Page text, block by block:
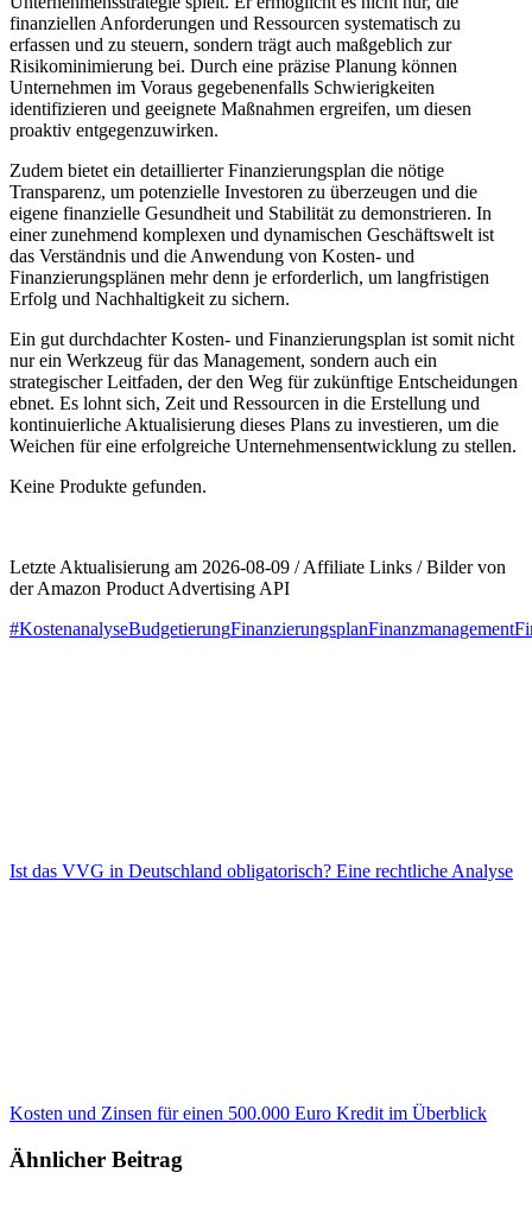
finanziellen⁢ Anforderungen und Ressourcen systematisch zu
erfassen und zu steuern, sondern trägt auch maßgeblich zur
Risikominimierung bei. Durch eine präzise Planung können
Unternehmen im ⁢Voraus gegebenenfalls ‌Schwierigkeiten
identifizieren und ⁤geeignete Maßnahmen ergreifen, um diesen
proaktiv entgegenzuwirken.
Zudem bietet ein detaillierter Finanzierungsplan die nötige
Transparenz, um potenzielle Investoren zu ⁢überzeugen⁣ und die
eigene finanzielle Gesundheit und Stabilität zu⁤ demonstrieren. In
‌einer zunehmend komplexen und ​dynamischen Geschäftswelt ist
das Verständnis und die Anwendung⁢ von‍ Kosten- ⁢und
Finanzierungsplänen mehr denn je erforderlich, um langfristigen
Erfolg und Nachhaltigkeit zu sichern.
Ein⁤ gut ‌durchdachter Kosten- und Finanzierungsplan ist​ somit nicht
⁤nur ⁤ein Werkzeug für das Management, sondern auch ein
strategischer Leitfaden, der den Weg für⁢ zukünftige Entscheidungen
ebnet. Es lohnt‌ sich, Zeit und Ressourcen in die Erstellung und
kontinuierliche Aktualisierung dieses Plans zu investieren, um die
Weichen⁤ für eine erfolgreiche Unternehmensentwicklung⁣ zu stellen.
Keine Produkte gefunden.
Letzte Aktualisierung am 2026-08-09 / Affiliate Links / Bilder von
der Amazon Product Advertising API
#KostenanalyseBudgetierungFinanzierungsplanFinanzmanagement
Ist das VVG in Deutschland obligatorisch? Eine rechtliche Analyse
Kosten und Zinsen für einen 500.000 Euro Kredit im Überblick
Ähnlicher Beitrag